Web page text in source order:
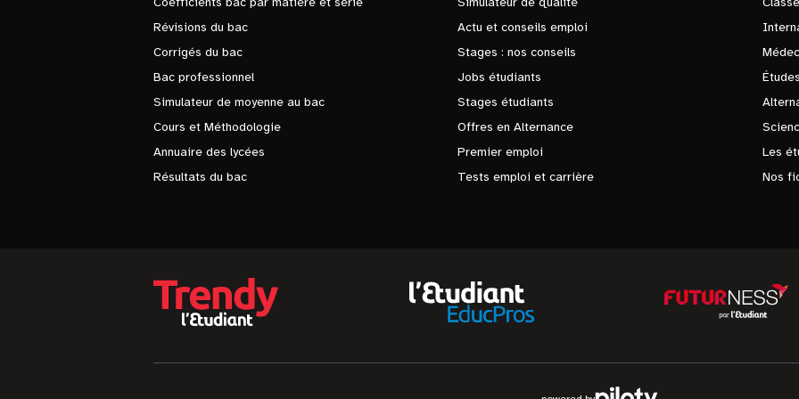
Révisions du bac
Corrigés du bac
Bac professionnel
Simulateur de moyenne au bac
Cours et Méthodologie
Annuaire des lycées
Résultats du bac
Actu et conseils emploi
Stages : nos conseils
Jobs étudiants
Stages étudiants
Offres en Alternance
Premier emploi
Tests emploi et carrière
Les
Nos